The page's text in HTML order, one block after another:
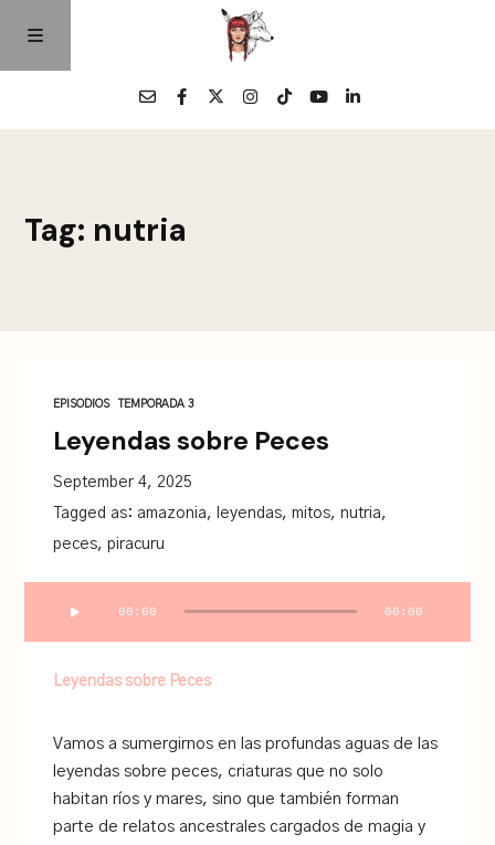
Episodios
Tag: nutria
EPISODIOS TEMPORADA 3
Leyendas sobre Peces
September 4, 2025
Tagged as: amazonia, leyendas,mitos,nutria,
peces,piracuru
00:00 00:00
Leyendas sobre Peces
Vamos a sumergirnos en las profundas aguas de las
leyendas sobre peces, criaturas que no solo
habitan ríos y mares, sino que también forman
parte de relatos ancestrales cargados de magia y